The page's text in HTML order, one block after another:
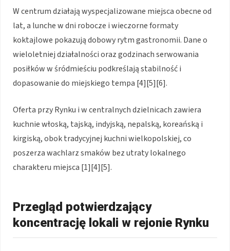
W centrum działają wyspecjalizowane miejsca obecne od
lat, a lunche w dni robocze i wieczorne formaty
koktajlowe pokazują dobowy rytm gastronomii. Dane o
wieloletniej działalności oraz godzinach serwowania
posiłków w śródmieściu podkreślają stabilność i
dopasowanie do miejskiego tempa [4][5][6].
Oferta przy Rynku i w centralnych dzielnicach zawiera
kuchnie włoską, tajską, indyjską, nepalską, koreańską i
kirgiską, obok tradycyjnej kuchni wielkopolskiej, co
poszerza wachlarz smaków bez utraty lokalnego
charakteru miejsca [1][4][5].
Przegląd potwierdzający
koncentrację lokali w rejonie Rynku